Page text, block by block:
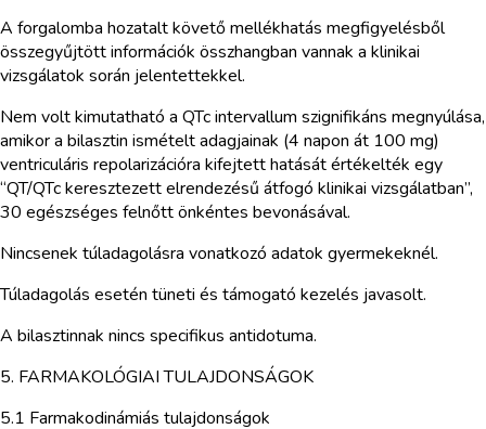
A forgalomba hozatalt követő mellékhatás megfigyelésből
összegyűjtött információk összhangban vannak a klinikai
vizsgálatok során jelentettekkel.
Nem volt kimutatható a QTc intervallum szignifikáns megnyúlása,
amikor a bilasztin ismételt adagjainak (4 napon át 100 mg)
ventriculáris repolarizációra kifejtett hatását értékelték egy
“QT/QTc keresztezett elrendezésű átfogó klinikai vizsgálatban”,
30 egészséges felnőtt önkéntes bevonásával.
Nincsenek túladagolásra vonatkozó adatok gyermekeknél.
Túladagolás esetén tüneti és támogató kezelés javasolt.
A bilasztinnak nincs specifikus antidotuma.
5. FARMAKOLÓGIAI TULAJDONSÁGOK
5.1 Farmakodinámiás tulajdonságok